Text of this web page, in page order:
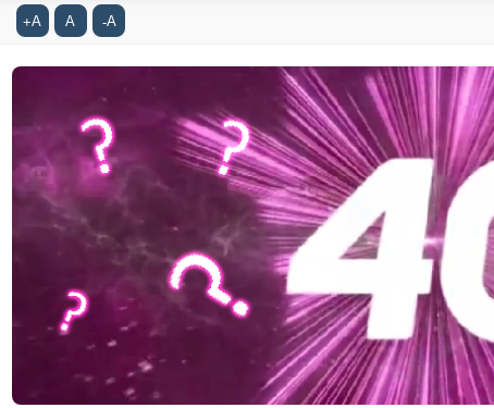
A
-
A
A
+